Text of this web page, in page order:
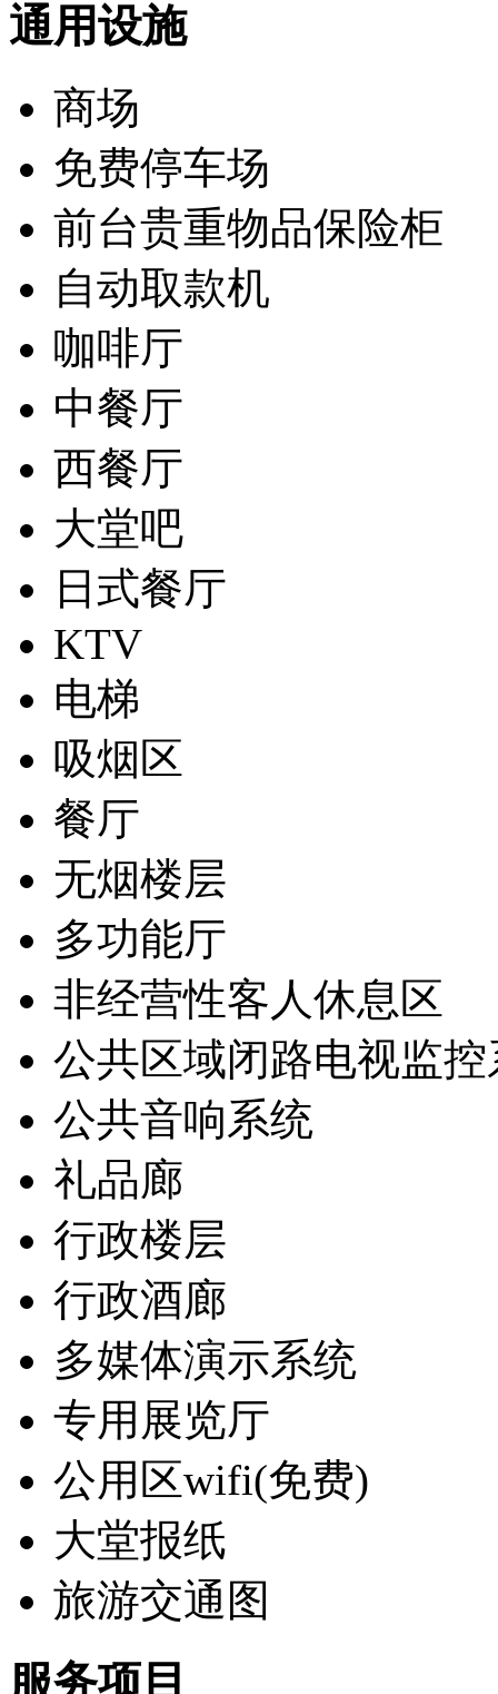
通用设施
商场
免费停车场
前台贵重物品保险柜
自动取款机
咖啡厅
中餐厅
西餐厅
大堂吧
日式餐厅
KTV
电梯
吸烟区
餐厅
无烟楼层
多功能厅
非经营性客人休息区
公共区域闭路电视监控
公共音响系统
礼品廊
行政楼层
行政酒廊
多媒体演示系统
专用展览厅
公用区wifi(免费)
大堂报纸
旅游交通图
服务项目